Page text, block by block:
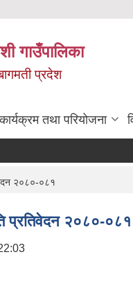
गाउँपालिका
प्रदेश
कार्यक्रम तथा परियोजना
२०८०-०८१
प्रतिवेदन २०८०-०८१